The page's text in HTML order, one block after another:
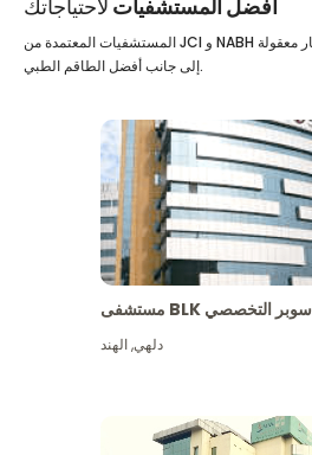
أفضل المستشفيات لاحتياجاتك
المستشفيات المعتمدة من JCI و NABH مع أحدث المرافق المتاحة بأسعار معقولة
إلى جانب أفضل الطاقم الطبي.
مستشفى BLK سوبر التخصصي
دلهي,الهند